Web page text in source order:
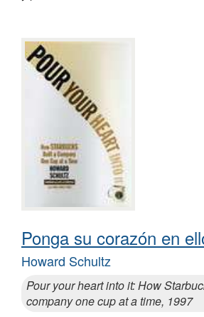
Ponga su corazón en
Howard Schultz
Pour your heart into it: How
company one cup at a time, 1997